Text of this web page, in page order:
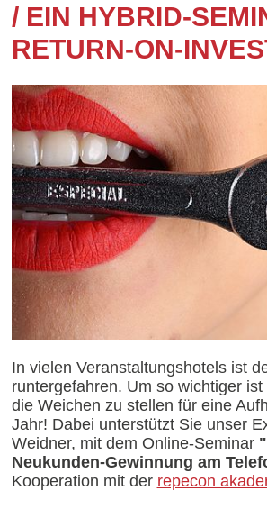
/ EIN HYBRID-
RETURN-ON-
In vielen Veranstaltungshotels ist
runtergefahren. Um so wichtiger
die Weichen zu stellen für eine
Jahr! Dabei unterstützt Sie unser
Weidner, mit dem Online-Seminar
Neukunden-Gewinnung am
Kooperation mit der repecon